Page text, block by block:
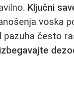
Ključni
voska
pazuha često
izbegavajte